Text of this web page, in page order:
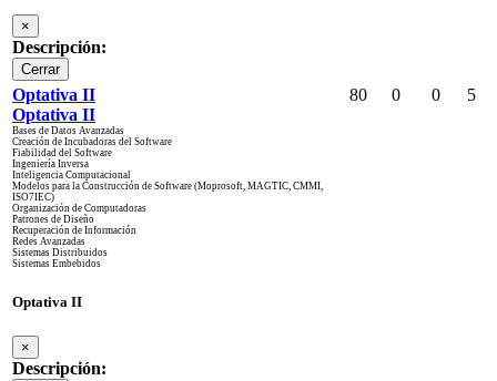
×
Descripción:
Cerrar
Optativa II
Optativa II
Bases de Datos Avanzadas
Creación de Incubadoras del Software
Fiabilidad del Software
Ingeniería Inversa
Inteligencia Computacional
Modelos para la Construcción de Software (Moprosoft, MAGTIC, CMMI,
ISO7IEC)
Organización de Computadoras
Patrones de Diseño
Recuperación de Información
Redes Avanzadas
Sistemas Distribuidos
Sistemas Embebidos
Optativa II
×
Descripción:
80 0 0 5